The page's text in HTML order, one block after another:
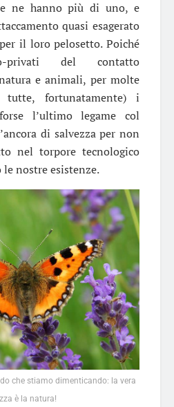
ne hanno più di uno, e
quasi esagerato
il loro pelosetto. Poiché
del contatto
e animali, per molte
fortunatamente) i
l’ultimo legame col
di salvezza per non
nel torpore tecnologico
nostre esistenze.
che stiamo dimenticando: la vera
è la natura!